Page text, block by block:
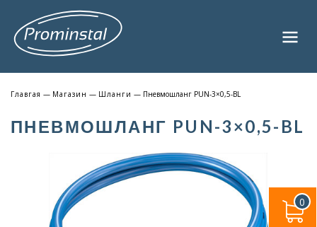
Главгая — Магазин — Шланги — Пневмошланг PUN-3×0,5-BL
ПНЕВМОШЛАНГ PUN-3×0,5-BL
0